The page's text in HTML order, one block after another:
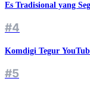
Es Tradisional yang
#4
Komdigi Tegur
#5